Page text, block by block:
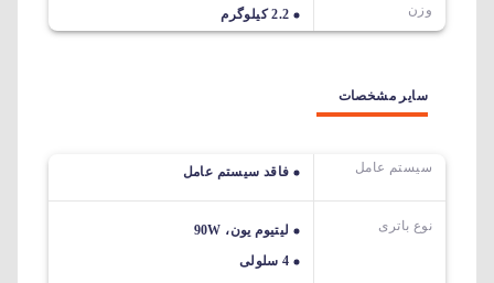
وزن 2.2 کیلوگرم
سایر مشخصات
سیستم عامل فاقد سیستم عامل
نوع باتری
لیتیوم یون، 90W
4 سلولی